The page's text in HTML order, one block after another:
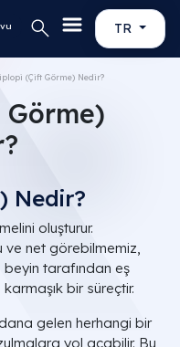
TR
(Çift Görme) Nedir?
Nedir?
oluşturur.
ve net görebilmemiz,
tarafından eş
bir süreçtir.
gelen herhangi bir
yol açabilir. Bu